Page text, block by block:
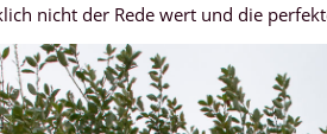
nicht der Rede wert und die